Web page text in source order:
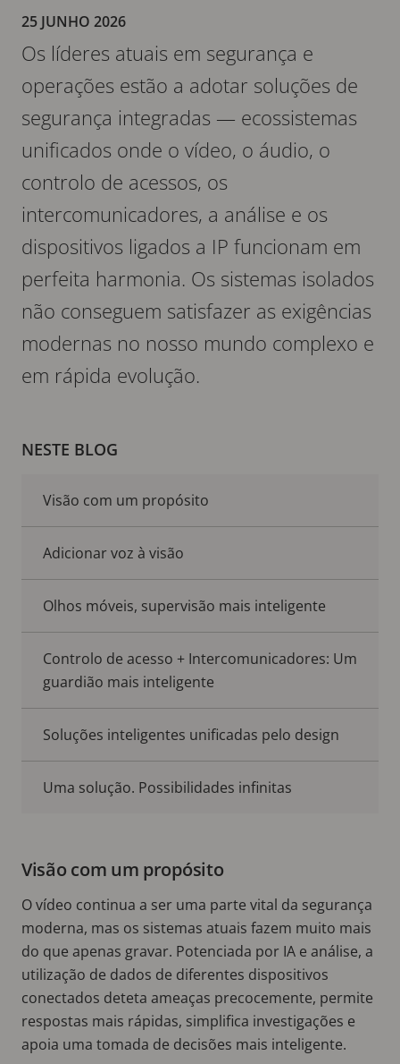
25 JUNHO 2026
Os líderes atuais em segurança e
operações estão a adotar soluções de
segurança integradas — ecossistemas
unificados onde o vídeo, o áudio, o
controlo de acessos, os
intercomunicadores, a análise e os
dispositivos ligados a IP funcionam em
perfeita harmonia. Os sistemas isolados
não conseguem satisfazer as exigências
modernas no nosso mundo complexo e
em rápida evolução.
NESTE BLOG
Visão com um propósito
Adicionar voz à visão
Olhos móveis, supervisão mais inteligente
Controlo de acesso + Intercomunicadores: Um
guardião mais inteligente
Soluções inteligentes unificadas pelo design
Uma solução. Possibilidades infinitas
Visão com um propósito
O vídeo continua a ser uma parte vital da segurança
moderna, mas os sistemas atuais fazem muito mais
do que apenas gravar. Potenciada por IA e análise, a
utilização de dados de diferentes dispositivos
conectados deteta ameaças precocemente, permite
respostas mais rápidas, simplifica investigações e
apoia uma tomada de decisões mais inteligente.